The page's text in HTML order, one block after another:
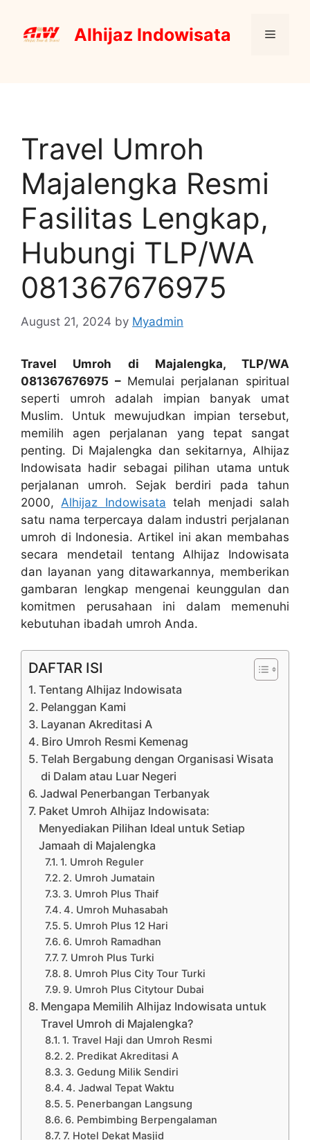
content
Alhijaz Indowisata Menu
Travel Umroh
Majalengka Resmi
Fasilitas Lengkap,
Hubungi TLP/WA
081367676975
August 21, 2024 by Myadmin
Travel Umroh di Majalengka, TLP/WA
081367676975 – Memulai perjalanan spiritual
seperti umroh adalah impian banyak umat
Muslim. Untuk mewujudkan impian tersebut,
memilih agen perjalanan yang tepat sangat
penting. Di Majalengka dan sekitarnya, Alhijaz
Indowisata hadir sebagai pilihan utama untuk
perjalanan umroh. Sejak berdiri pada tahun
2000, Alhijaz Indowisata telah menjadi salah
satu nama terpercaya dalam industri perjalanan
umroh di Indonesia. Artikel ini akan membahas
secara mendetail tentang Alhijaz Indowisata
dan layanan yang ditawarkannya, memberikan
gambaran lengkap mengenai keunggulan dan
komitmen perusahaan ini dalam memenuhi
kebutuhan ibadah umroh Anda.
DAFTAR ISI
Tentang Alhijaz Indowisata
Pelanggan Kami
Layanan Akreditasi A
Biro Umroh Resmi Kemenag
Telah Bergabung dengan Organisasi Wisata
di Dalam atau Luar Negeri
Jadwal Penerbangan Terbanyak
Paket Umroh Alhijaz Indowisata:
Menyediakan Pilihan Ideal untuk Setiap
Jamaah di Majalengka
1. Umroh Reguler
2. Umroh Jumatain
3. Umroh Plus Thaif
4. Umroh Muhasabah
5. Umroh Plus 12 Hari
6. Umroh Ramadhan
7. Umroh Plus Turki
8. Umroh Plus City Tour Turki
9. Umroh Plus Citytour Dubai
Mengapa Memilih Alhijaz Indowisata untuk
Travel Umroh di Majalengka?
1. Travel Haji dan Umroh Resmi
2. Predikat Akreditasi A
3. Gedung Milik Sendiri
4. Jadwal Tepat Waktu
5. Penerbangan Langsung
6. Pembimbing Berpengalaman
7. Hotel Dekat Masjid